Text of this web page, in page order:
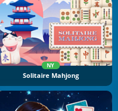
NY
Solitaire Mahjong